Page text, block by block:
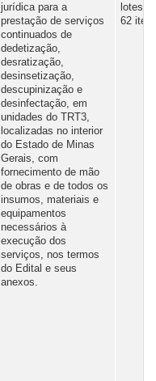
jurídica para a
prestação de serviços
continuados de
dedetização,
desratização,
desinsetização,
descupinização e
desinfectação, em
unidades do TRT3,
localizadas no interior
do Estado de Minas
Gerais, com
fornecimento de mão
de obras e de todos os
insumos, materiais e
equipamentos
necessários à
execução dos
serviços, nos termos
do Edital e seus
anexos.
lotes,
62